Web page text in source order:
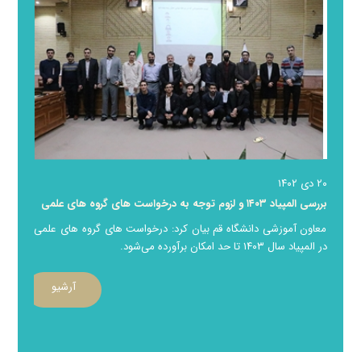
۲۰ دی ۱۴۰۲
بررسی المپیاد ۱۴۰۳ و لزوم توجه به درخواست های گروه های علمی
معاون آموزشی دانشگاه قم بیان کرد: درخواست های گروه های علمی
در المپیاد سال ۱۴۰۳ تا حد امکان برآورده می‌شود.
آرشیو